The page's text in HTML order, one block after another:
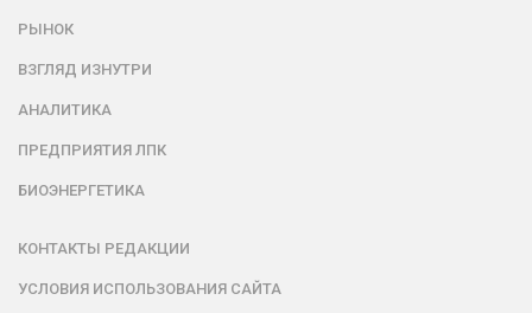
РЫНОК
ВЗГЛЯД ИЗНУТРИ
АНАЛИТИКА
ПРЕДПРИЯТИЯ ЛПК
БИОЭНЕРГЕТИКА
КОНТАКТЫ РЕДАКЦИИ
УСЛОВИЯ ИСПОЛЬЗОВАНИЯ САЙТА